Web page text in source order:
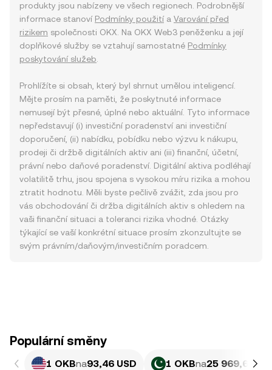
produkty jsou nabízeny ve všech regionech. Podrobnější
informace stanoví Podmínky použitía Varování před
rizikem společnosti OKX. Na OKX Web3 peněženku a její
doplňkové služby se vztahují samostatné Podmínky
poskytování služeb
Prohlížíte si obsah, který byl shrnut umělou inteligencí.
Mějte prosím na paměti, že poskytnuté informace
nemusejí být přesné, úplné nebo aktuální. Tyto informace
nepředstavují (i) investiční poradenství ani investiční
doporučení, (ii) nabídku, pobídku nebo výzvu k nákupu,
prodeji či držbě digitálních aktiv ani (iii) finanční, účetní,
právní nebo daňové poradenství. Digitální aktiva podléhají
volatilitě trhu, jsou spojena s vysokou míru rizika a mohou
ztratit hodnotu. Měli byste pečlivě zvážit, zda jsou pro
vás obchodování či držba digitálních aktiv s ohledem na
vaši finanční situaci a toleranci rizika vhodné. Otázky
týkající se vaší konkrétní situace prosím zkonzultujte se
svým právním/daňovým/investičním poradcem.
Populární směny
1 OKBna93,46 USD 1 OKBna25 969,69